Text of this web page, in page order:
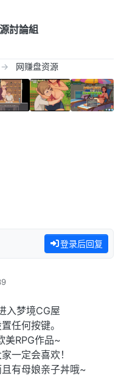
討論組
网赚盘资源
登录后回复
入梦境CG屋
任何按键。
美RPG作品~
一定会喜欢！
有母娘亲子丼哦~